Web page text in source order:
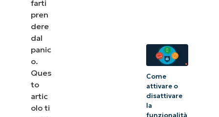
farti
pren
dere
dal
panic
o.
Ques
to
artic
olo ti
Come
attivare o
disattivare
la